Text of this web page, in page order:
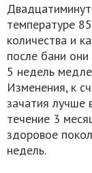
температуре
количества и
после бани
5 недель
Изменения, к
зачатия лучше
течение 3
здоровое
недель.